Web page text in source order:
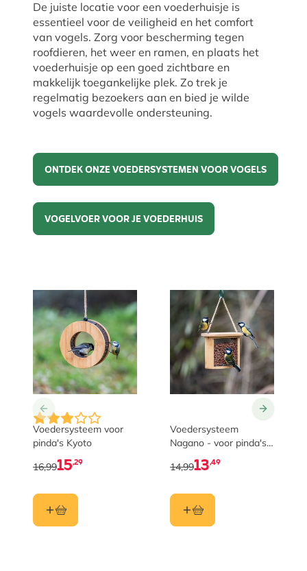
De juiste locatie voor een voederhuisje is
essentieel voor de veiligheid en het comfort
van vogels. Zorg voor bescherming tegen
roofdieren, het weer en ramen, en plaats het
voederhuisje op een goed zichtbare en
makkelijk toegankelijke plek. Zo trek je
regelmatig bezoekers aan en bied je wilde
vogels waardevolle ondersteuning.
ONTDEK ONZE VOEDERSYSTEMEN VOOR VOGELS
VOGELVOER VOOR JE VOEDERHUIS
Voedersysteem voor
pinda's Kyoto
15,29
16,99
Voedersysteem
Nagano - voor pinda's
& vetpellets
13,49
14,99